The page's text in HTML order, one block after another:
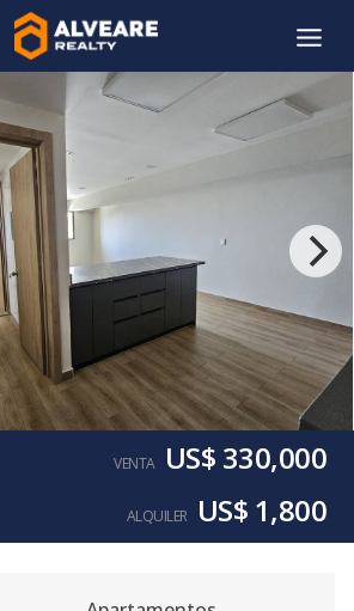
VENTA US$ 330,000
ALQUILER US$ 1,800